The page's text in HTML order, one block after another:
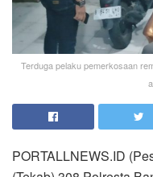
Terduga pelaku pemerkosaan
PORTALLNEWS.ID